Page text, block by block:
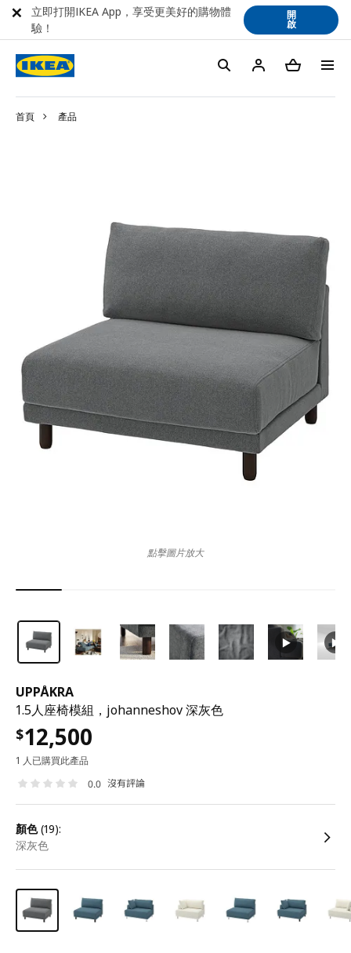
首頁 產品
UPPÅKRA
1.5人座椅模組，johanneshov 深灰色
$12,500
1 人已購買此產品
0.0 沒有評論
顏色(19):
深灰色
點擊圖片放大
立即打開IKEA App，享受更美好的購物體
驗！
開
啟